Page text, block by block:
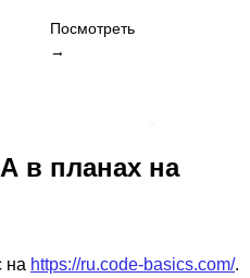
Посмотреть
→
в планах на
на https://ru.code-basics.com/.